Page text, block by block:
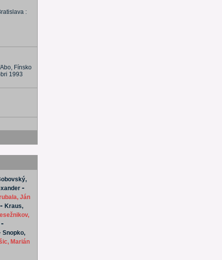
:
Fínsko
1993
-
Ján
- Kraus,
-
Snopko,
Marián